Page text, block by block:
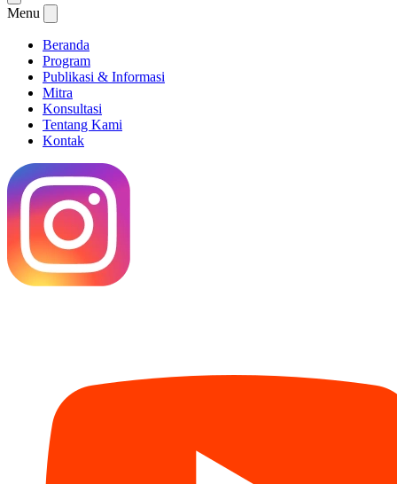
Menu
Beranda
Program
Publikasi & Informasi
Mitra
Konsultasi
Tentang Kami
Kontak